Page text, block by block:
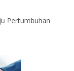
Pertumbuhan